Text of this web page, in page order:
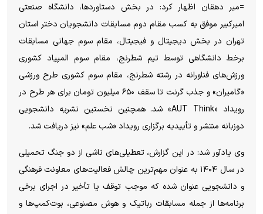
=میر دهقان اظهار کرد: در بخش دستاوردها، دانشگاه صنعتی
امیرکبیر موفق به کسب مقام دوم مسابقات دانشجویان دختر استان
تهران در بخش دیجیتال و فیجیتال، مقام سوم جهانی مسابقات
برخط دانشگاهی توسط تیم شطرنج، مقام سوم المپیاد کشوری
ورزش‌های فناورانه در رشته شطرنج، مقام سوم کشوری طرح ورزشی
«گامیران» و جذب گرنت تا سقف ۶۵۰ میلیون تومان برای هر طرح در
رویداد «AUT Think» شد. همچنین نخستین نشریه دانشجویی
دوزبانه منتشر و تأییدیه برگزاری رویداد «شب علم» نیز دریافت شد.
وی یادآور شد: در این گزارش، تعطیلی‌های ناشی از دو جنگ تحمیلی
در سال ۱۴۰۴ به عنوان مهم‌ترین چالش فعالیت‌های معاونت فرهنگی
و دانشجویی عنوان شده که موجب توقف یا تأخیر در اجرای برخی
برنامه‌ها از جمله مسابقات رباتیک و هوش مصنوعی، بوت‌کمپ‌ها و